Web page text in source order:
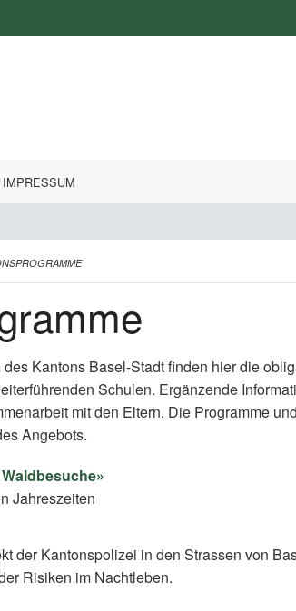
IMPRESSUM
Kantons Basel-Stadt finden hier die
Schulen. Ergänzende
mit den Eltern. Die Programme
Angebots.
Jahreszeiten
der Kantonspolizei in den Strassen von
Risiken im Nachtleben.